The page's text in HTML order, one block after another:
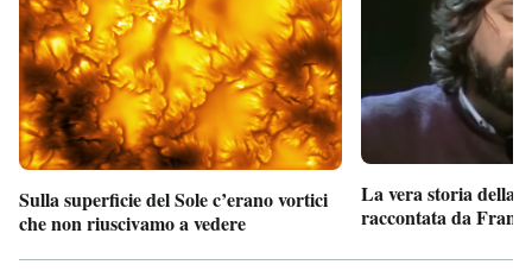
Sulla superficie del Sole c’erano vortici
che non riuscivamo a vedere
La vera storia della
raccontata da